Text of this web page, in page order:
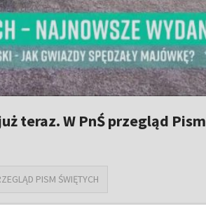
teraz. W PnŚ przegląd Pism
PISM ŚWIĘTYCH